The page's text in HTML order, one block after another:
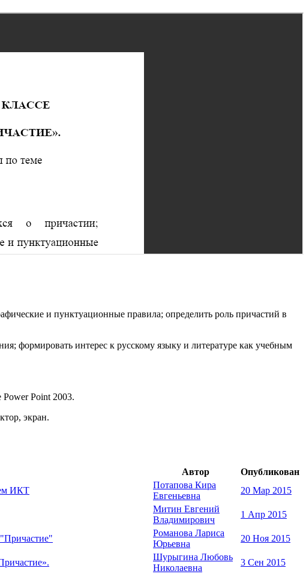
и пунктуационные правила; определить роль причастий в
формировать интерес к русскому языку и литературе как учебным
Point 2003.
экран.
Автор
Опубликован
ИКТ
Потапова Кира
Евгеньевна
20 Мар 2015
Митин Евгений
Владимирович
1 Апр 2015
"Причастие"
Романова Лариса
Юрьевна
20 Ноя 2015
Шурыгина Любовь
Николаевна
3 Сен 2015